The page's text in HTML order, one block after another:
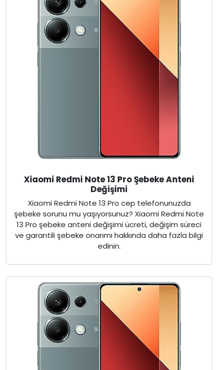
Xiaomi Redmi Note 13 Pro Şebeke Anteni
Değişimi
Xiaomi Redmi Note 13 Pro cep telefonunuzda
şebeke sorunu mu yaşıyorsunuz? Xiaomi Redmi Note
13 Pro şebeke anteni değişimi ücreti, değişim süreci
ve garantili şebeke onarımı hakkında daha fazla bilgi
edinin.